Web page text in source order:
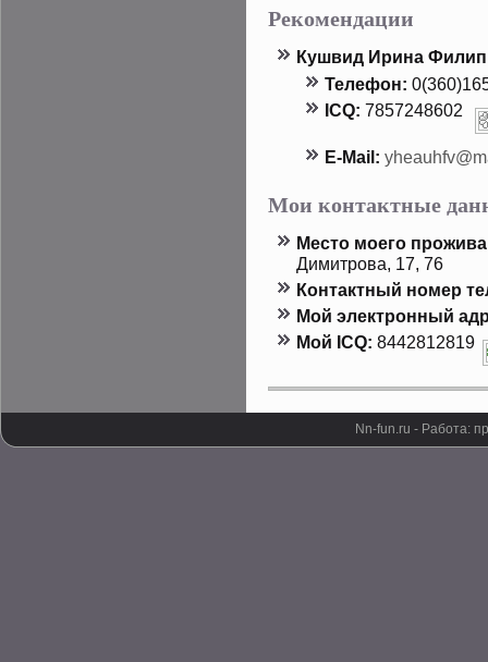
Рекомендации
Кушвид Ирина
Телефон:
ICQ: 7857248602
E-Mail:
Мои контактные
Местο мοего
Димитрοва, 17, 76
Контактный номер
Мой электронный
Мой ICQ: 8442812819
Nn-fun.ru - Работа: